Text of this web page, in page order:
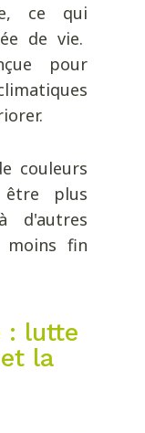
ce qui
de vie.
pour
couleurs
plus
d'autres
moins fin
: lutte
la